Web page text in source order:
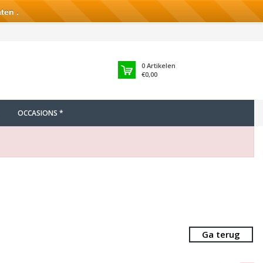
0Artikelen
€0,00
OCCASIONS *
Ga terug
.